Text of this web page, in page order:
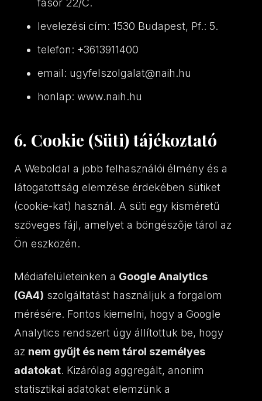
fasor 22/C.
levelezési cím: 1530 Budapest, Pf.: 5.
telefon: +3613911400
email: ugyfelszolgalat@naih.hu
honlap: www.naih.hu
6. Cookie (Süti) tájékoztató
A Weboldal a jobb felhasználói élmény és a
látogatottság elemzése érdekében sütiket
(cookie-kat) használ. A süti egy kisméretű
szöveges fájl, amelyet a böngészője tárol az
Ön eszközén.
Médiafelületeinken a Google Analytics
(GA4) szolgáltatást használjuk a forgalom
mérésére. Fontos kiemelni, hogy a Google
Analytics rendszert úgy állítottuk be, hogy
az nem gyűjt és nem tárol személyes
adatokat. Kizárólag aggregált, anonim
statisztikai adatokat elemzünk a